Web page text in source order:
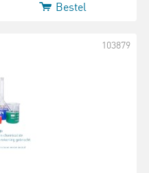
Bestel
103879